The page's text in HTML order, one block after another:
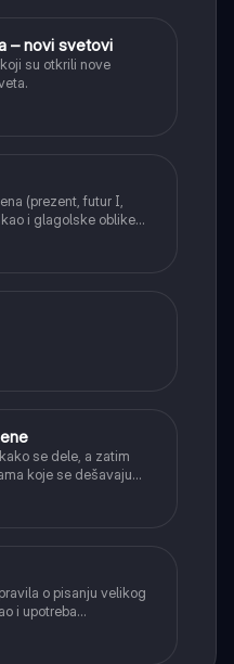
– novi svetovi
su otkrili nove
(prezent, futur I,
i glagolske oblike
i glagolski vid
se dele, a zatim
koje se dešavaju
drugog u rečima
zvučnosti i mestu
o pisanju velikog
i upotreba
na zarez u